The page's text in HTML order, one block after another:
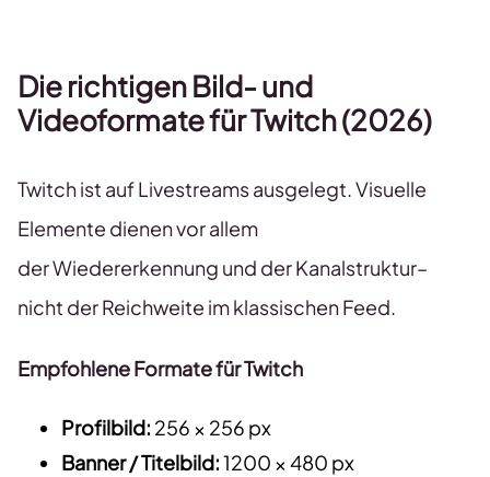
Die richtigen Bild- und
VideoformatefürTwitch(2026)
Twitch ist auf Livestreams ausgelegt. Visuelle
Elemente dienen vor allem
der Wiedererkennung und der Kanalstruktur–
nicht der Reichweite im klassischen Feed.
Empfohlene Formate für Twitch
Profilbild: 256 × 256 px
Banner / Titelbild:1200 × 480 px